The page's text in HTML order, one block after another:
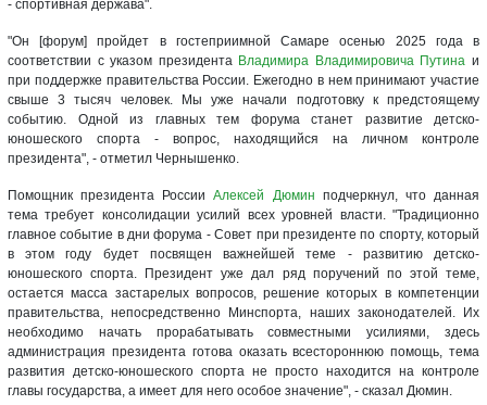
- спортивная держава".
"Он [форум] пройдет в гостеприимной Самаре осенью 2025 года в
соответствии с указом президента Владимира Владимировича Путина и
при поддержке правительства России. Ежегодно в нем принимают участие
свыше 3 тысяч человек. Мы уже начали подготовку к предстоящему
событию. Одной из главных тем форума станет развитие детско-
юношеского спорта - вопрос, находящийся на личном контроле
президента", - отметил Чернышенко.
Помощник президента РоссииАлексей Дюмин подчеркнул, что данная
тема требует консолидации усилий всех уровней власти. "Традиционно
главное событие в дни форума - Совет при президенте по спорту, который
в этом году будет посвящен важнейшей теме - развитию детско-
юношеского спорта. Президент уже дал ряд поручений по этой теме,
остается масса застарелых вопросов, решение которых в компетенции
правительства, непосредственно Минспорта, наших законодателей. Их
необходимо начать прорабатывать совместными усилиями, здесь
администрация президента готова оказать всестороннюю помощь, тема
развития детско-юношеского спорта не просто находится на контроле
главы государства, а имеет для него особое значение", - сказал Дюмин.